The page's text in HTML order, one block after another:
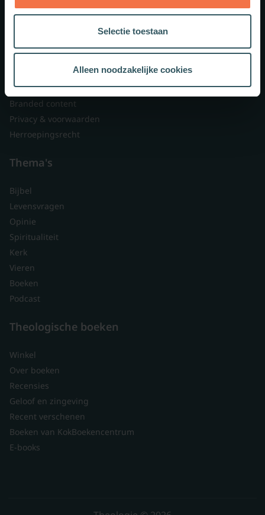
Selectie toestaan
Alleen noodzakelijke cookies
Nieuwsbrieven
Veelgestelde vragen
Contact
Branded content
Privacy & voorwaarden
Herroepingsrecht
Thema's
Bijbel
Levensvragen
Opinie
Spiritualiteit
Kerk
Vieren
Boeken
Podcast
Theologische boeken
Winkel
Over boeken
Recensies
Geloof en zingeving
Recent verschenen
Boeken van KokBoekencentrum
E-books